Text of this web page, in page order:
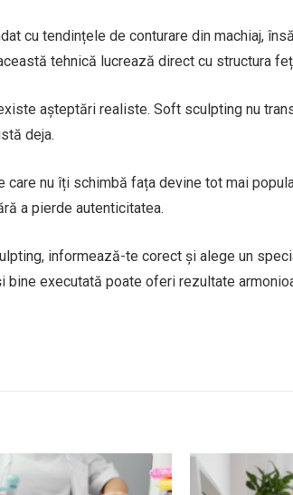
cu tendințele de conturare din machiaj,
tehnică lucrează direct cu structura
așteptări realiste. Soft sculpting nu
deja.
care nu îți schimbă fața devine tot mai
a pierde autenticitatea.
informează-te corect și alege un
bine executată poate oferi rezultate